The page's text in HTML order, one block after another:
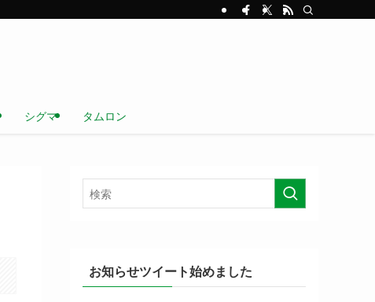
シグマ タムロン
お知らせツイート始めました